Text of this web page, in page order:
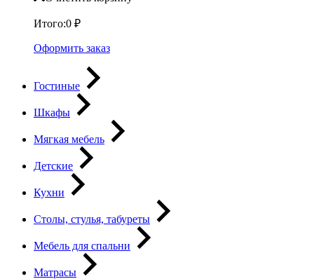
Итого:0 ₽
Оформить заказ
Гостиные
Шкафы
Мягкая мебель
Детские
Кухни
Столы, стулья, табуреты
Мебель для спальни
Матрасы